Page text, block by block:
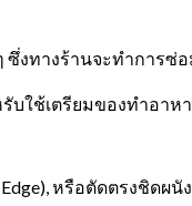
งทางร้านจะทำการ
บใช้เตรียมของทำอาห
หรือตัดตรงชิดผนั